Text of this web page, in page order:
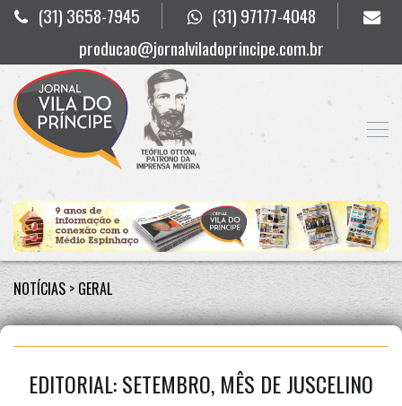
(31) 3658-7945
(31) 97177-4048
producao@jornalviladoprincipe.com.br
NOTÍCIAS > GERAL
EDITORIAL: SETEMBRO, MÊS DE JUSCELINO